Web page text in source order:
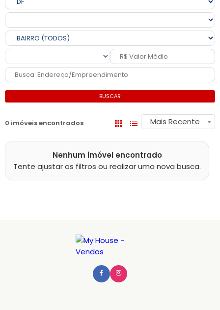
BUSCAR
0 imóveis encontrados Mais Recente
Nenhum imóvel encontrado
Tente ajustar os filtros ou realizar uma nova busca.